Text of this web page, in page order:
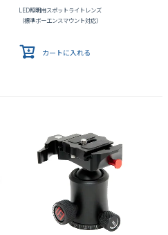
LED照明用スポットライトレンズ
（標準ボーエンスマウント対応）
カートに入れる